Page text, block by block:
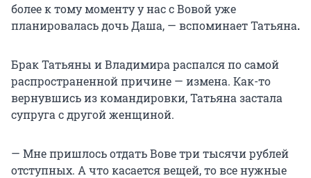
более к тому моменту у нас с Вовой уже
планировалась дочь Даша, — вспоминает Татьяна.
Брак Татьяны и Владимира распался по самой
распространенной причине — измена. Как-то
вернувшись из командировки, Татьяна застала
супруга с другой женщиной.
— Мне пришлось отдать Вове три тысячи рублей
отступных. А что касается вещей, то все нужные